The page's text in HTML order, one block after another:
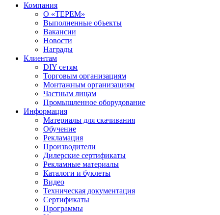
Компания
О «ТЕРЕМ»
Выполненные объекты
Вакансии
Новости
Награды
Клиентам
DIY сетям
Торговым организациям
Монтажным организациям
Частным лицам
Промышленное оборудование
Информация
Материалы для скачивания
Обучение
Рекламация
Производители
Дилерские сертификаты
Рекламные материалы
Каталоги и буклеты
Видео
Техническая документация
Сертификаты
Программы